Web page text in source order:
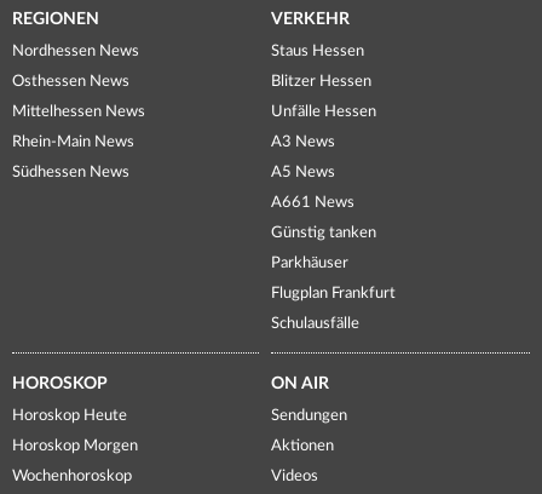
REGIONEN
Nordhessen News
Osthessen News
Mittelhessen News
Rhein-Main News
Südhessen News
VERKEHR
Staus Hessen
Blitzer Hessen
Unfälle Hessen
A3 News
A5 News
A661 News
Günstig tanken
Parkhäuser
Flugplan Frankfurt
Schulausfälle
HOROSKOP
Horoskop Heute
Horoskop Morgen
Wochenhoroskop
ON AIR
Sendungen
Aktionen
Videos